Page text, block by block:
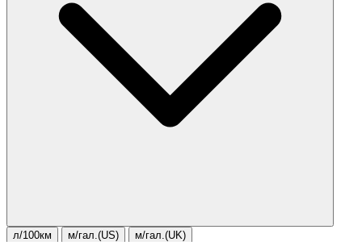
л/100км м/гал.(US) м/гал.(UK)